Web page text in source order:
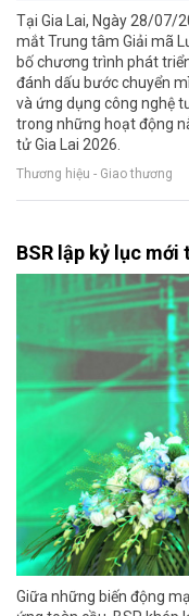
Tại Gia Lai, Ngày 28/07/
mắt Trung tâm Giải mã
bố chương trình phát
đánh dấu bước chuyển
và ứng dụng công nghệ
trong những hoạt động
tử Gia Lai 2026.
Thương hiệu - Giao thương
BSR lập kỷ lục
Giữa những biến động